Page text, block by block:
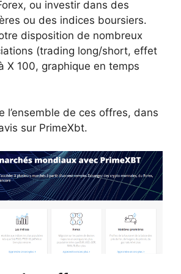
ou investir dans des
ou des indices boursiers.
disposition de nombreux
(trading long/short, effet
X 100, graphique en temps
l’ensemble de ces offres, dans
sur PrimeXbt.